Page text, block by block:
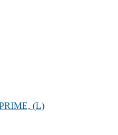
(L)